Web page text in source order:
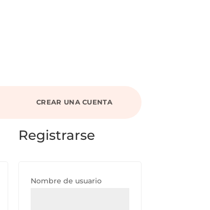
CREAR UNA CUENTA
Registrarse
Nombre de usuario